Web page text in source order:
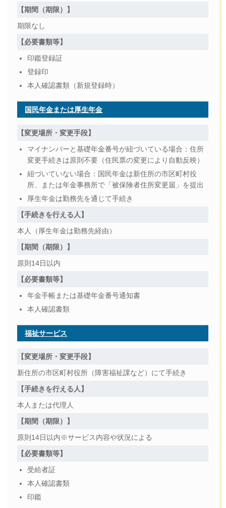
【期間（期限）】
期限なし
【必要書類等】
印鑑登録証
登録印
本人確認書類（新規登録時）
国民年金または厚生年金
【変更場所・変更手段】
マイナンバーと基礎年金番号が紐づいている場合：住所
変更手続きは原則不要（住民票の変更により自動反映）
紐づいていない場合：国民年金は新住所の市区町村役
所、または年金事務所で「被保険者住所変更届」を提出
厚生年金は勤務先を通じて手続き
【手続きを行える人】
本人（厚生年金は勤務先経由）
【期間（期限）】
原則14日以内
【必要書類等】
年金手帳または基礎年金番号通知書
本人確認書類
福祉サービス
【変更場所・変更手段】
新住所の市区町村役所（障害福祉課など）にて手続き
【手続きを行える人】
本人または代理人
【期間（期限）】
原則14日以内※サービス内容や状況による
【必要書類等】
受給者証
本人確認書類
印鑑